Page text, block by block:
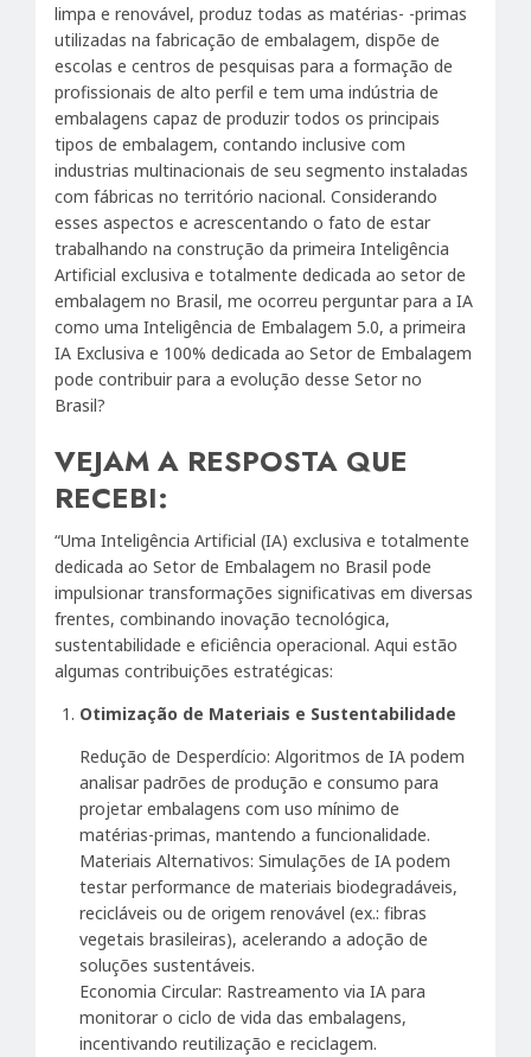
limpa e renovável, produz todas as matérias- -primas
utilizadas na fabricação de embalagem, dispõe de
escolas e centros de pesquisas para a formação de
profissionais de alto perfil e tem uma indústria de
embalagens capaz de produzir todos os principais
tipos de embalagem, contando inclusive com
industrias multinacionais de seu segmento instaladas
com fábricas no território nacional. Considerando
esses aspectos e acrescentando o fato de estar
trabalhando na construção da primeira Inteligência
Artificial exclusiva e totalmente dedicada ao setor de
embalagem no Brasil, me ocorreu perguntar para a IA
como uma Inteligência de Embalagem 5.0, a primeira
IA Exclusiva e 100% dedicada ao Setor de Embalagem
pode contribuir para a evolução desse Setor no
Brasil?
VEJAM A RESPOSTA QUE
RECEBI:
“Uma Inteligência Artificial (IA) exclusiva e totalmente
dedicada ao Setor de Embalagem no Brasil pode
impulsionar transformações significativas em diversas
frentes, combinando inovação tecnológica,
sustentabilidade e eficiência operacional. Aqui estão
algumas contribuições estratégicas:
Otimização de Materiais e Sustentabilidade
Redução de Desperdício: Algoritmos de IA podem
analisar padrões de produção e consumo para
projetar embalagens com uso mínimo de
matérias-primas, mantendo a funcionalidade.
Materiais Alternativos: Simulações de IA podem
testar performance de materiais biodegradáveis,
recicláveis ou de origem renovável (ex.: fibras
vegetais brasileiras), acelerando a adoção de
soluções sustentáveis.
Economia Circular: Rastreamento via IA para
monitorar o ciclo de vida das embalagens,
incentivando reutilização e reciclagem.